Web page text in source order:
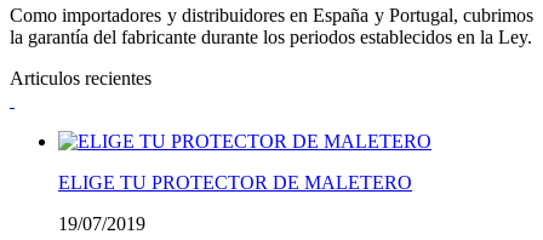
Como importadores y distribuidores en España y Portugal, cubrimos
la garantía del fabricante durante los periodos establecidos en la Ley.
Articulos recientes
ELIGE TU PROTECTOR DE MALETERO
19/07/2019